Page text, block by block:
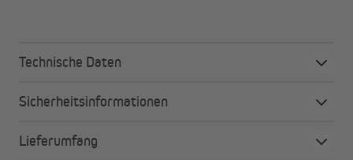
Zeitlose Leinenästhetik und angenehme Haptik
In klassisch-eleganten Farben, passend für alle Räume
OEKO-TEX® Standard 100
Pflegeleicht
Technische Daten
Sicherheitsinformationen
Lieferumfang